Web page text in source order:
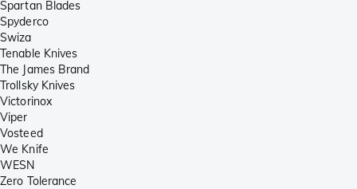
Spartan Blades
Spyderco
Swiza
Tenable Knives
The James Brand
Trollsky Knives
Victorinox
Viper
Vosteed
We Knife
WESN
Zero Tolerance